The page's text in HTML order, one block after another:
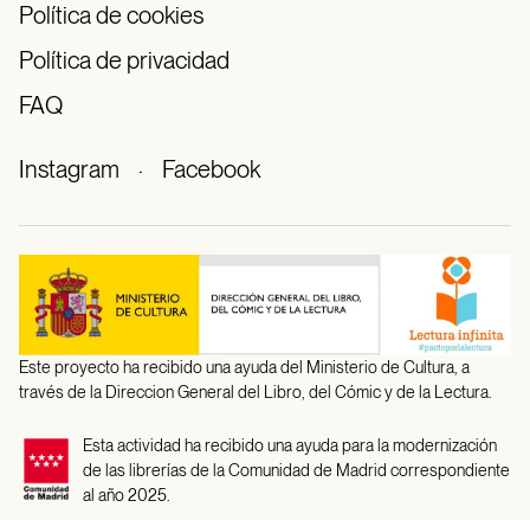
Política de cookies
Política de privacidad
FAQ
Instagram · Facebook
Este proyecto ha recibido una ayuda del Ministerio de Cultura, a
través de la Direccion General del Libro, del Cómic y de la Lectura.
Esta actividad ha recibido una ayuda para la modernización
de las librerías de la Comunidad de Madrid correspondiente
al año 2025.